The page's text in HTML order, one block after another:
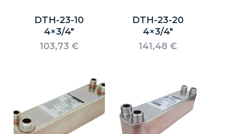
DTH-23-10
4×3/4″
103,73 €
DTH-23-20
4×3/4″
141,48€